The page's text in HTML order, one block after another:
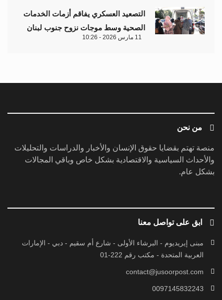
التصعيد العسكري يفاقم أزمات الخدمات
الصحية وسط موجات نزوح جنوب لبنان
11 مارس 2026 - 10:26
من نحن
منصة تهتم بقضايا حقوق الإنسان والأخبار والدراسات والتحليلات
والأحداث السياسية والاقتصادية بشكل خاص وباقي المجالات
بشكل عام.
ابق على تواصل معنا
مبنى إيريديوم - البرشاء الأولى - شارع أم سقيم - دبي - الإمارات
العربية المتحدة - مكتب رقم 222-01
contact@jusoorpost.com
0097145832243